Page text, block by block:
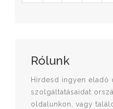
Rólunk
Hirdesd ingyen eladó
szolgáltatásaidat
oldalunkon, vagy